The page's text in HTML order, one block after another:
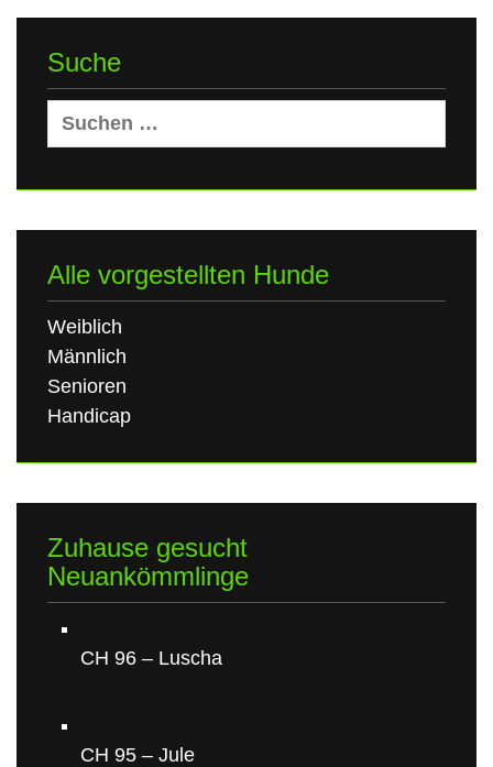
Suche
Suchen
nach:
Alle vorgestellten Hunde
Weiblich
Männlich
Senioren
Handicap
Zuhause gesucht
Neuankömmlinge
CH 96 – Luscha
CH 95 – Jule